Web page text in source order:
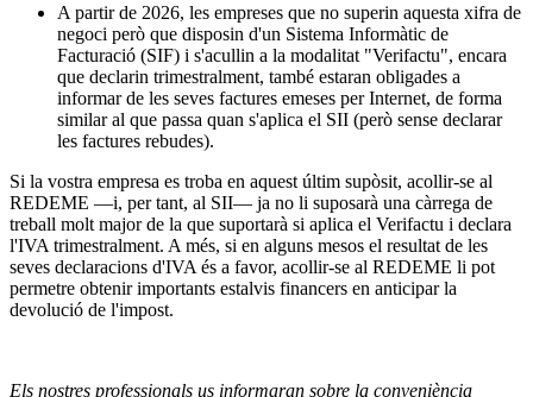
A partir de 2026, les empreses que no superin aquesta xifra de
negoci però que disposin d'un Sistema Informàtic de
Facturació (SIF) i s'acullin a la modalitat "Verifactu", encara
que declarin trimestralment, també estaran obligades a
informar de les seves factures emeses per Internet, de forma
similar al que passa quan s'aplica el SII (però sense declarar
les factures rebudes).
Si la vostra empresa es troba en aquest últim supòsit, acollir-se al
REDEME —i, per tant, al SII— ja no li suposarà una càrrega de
treball molt major de la que suportarà si aplica el Verifactu i declara
l'IVA trimestralment. A més, si en alguns mesos el resultat de les
seves declaracions d'IVA és a favor, acollir-se al REDEME li pot
permetre obtenir importants estalvis financers en anticipar la
devolució de l'impost.
Els nostres professionals us informaran sobre la conveniència